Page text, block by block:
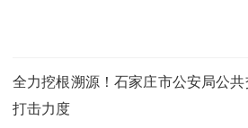
全力挖根溯源！石家庄市公安局公
打击力度